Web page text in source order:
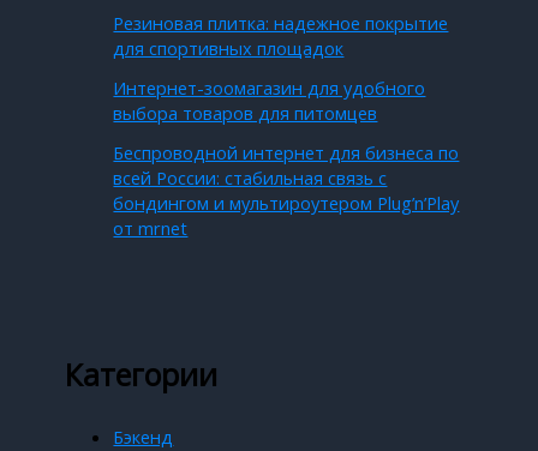
Резиновая плитка: надежное покрытие
для спортивных площадок
Интернет-зоомагазин для удобного
выбора товаров для питомцев
Беспроводной интернет для бизнеса по
всей России: стабильная связь с
бондингом и мультироутером Plug’n’Play
от mrnet
Категории
Бэкенд